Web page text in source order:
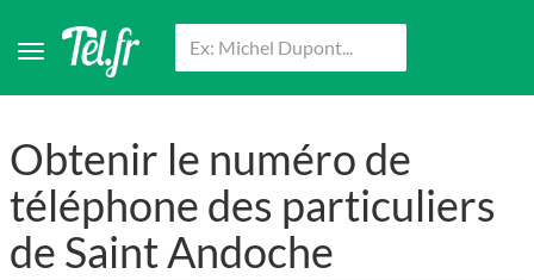
Obtenir le numéro de
téléphone des particuliers
de Saint Andoche